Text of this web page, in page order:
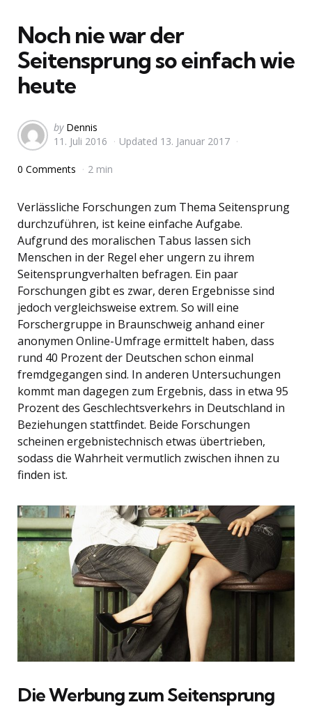
Noch nie war der
Seitensprung so einfach wie
heute
Posted
by
by Dennis
11. Juli 2016
Updated 13. Januar 2017
0 Comments 2 min
Verlässliche Forschungen zum Thema Seitensprung
durchzuführen, ist keine einfache Aufgabe.
Aufgrund des moralischen Tabus lassen sich
Menschen in der Regel eher ungern zu ihrem
Seitensprungverhalten befragen. Ein paar
Forschungen gibt es zwar, deren Ergebnisse sind
jedoch vergleichsweise extrem. So will eine
Forschergruppe in Braunschweig anhand einer
anonymen Online-Umfrage ermittelt haben, dass
rund 40 Prozent der Deutschen schon einmal
fremdgegangen sind. In anderen Untersuchungen
kommt man dagegen zum Ergebnis, dass in etwa 95
Prozent des Geschlechtsverkehrs in Deutschland in
Beziehungen stattfindet. Beide Forschungen
scheinen ergebnistechnisch etwas übertrieben,
sodass die Wahrheit vermutlich zwischen ihnen zu
finden ist.
Die Werbung zum Seitensprung